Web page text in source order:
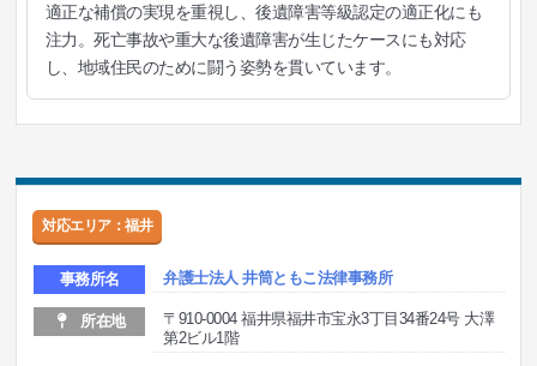
適正な補償の実現を重視し、後遺障害等級認定の適正化にも
注力。死亡事故や重大な後遺障害が生じたケースにも対応
し、地域住民のために闘う姿勢を貫いています。
対応エリア：福井
事務所名 弁護士法人 井筒ともこ法律事務所
所在地
〒910-0004 福井県福井市宝永3丁目34番24号 大澤
第2ビル1階